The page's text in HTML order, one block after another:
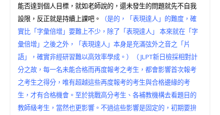
能否達到個人目標，就如老師說的，還未發生的問題就先不自我
設限，反正就是持續上課吧。
（是的，「表現達人」的難度，確
實比「字彙倍增」要難上不少，除了「表現達人」 本來就在「字
彙倍增」之後之外，「表現達人」本身是充滿弦外之音之「片
語」，確實非經研習難以高效率學成。）（ JLPT新日檢採相對計
分之故，每一名未能合格而再度報考之考生，都會影響首次報考
之考生之得分，唯有超越這些再度報考的考生與合格邊緣的考
生，才有合格機會。至於挑戰高分考生、各補教機構去看題目的
教師級考生，當然也更影響。不過這些影響是固定的，初期要拚